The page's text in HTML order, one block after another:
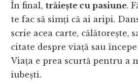
În final,trăiește cu pasiune.
te fac să simți că ai aripi.
scrie acea carte, călătorește,
citate despre viață sau
Viața e prea scurtă pentru a
iubești.